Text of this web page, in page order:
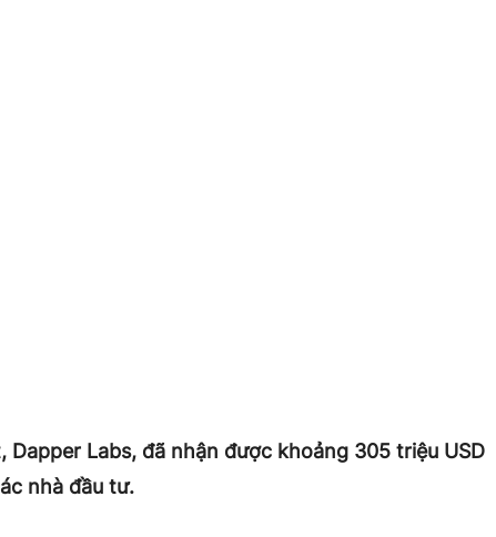
Dapper Labs, đã nhận được khoảng 305 triệu USD
nhà đầu tư.